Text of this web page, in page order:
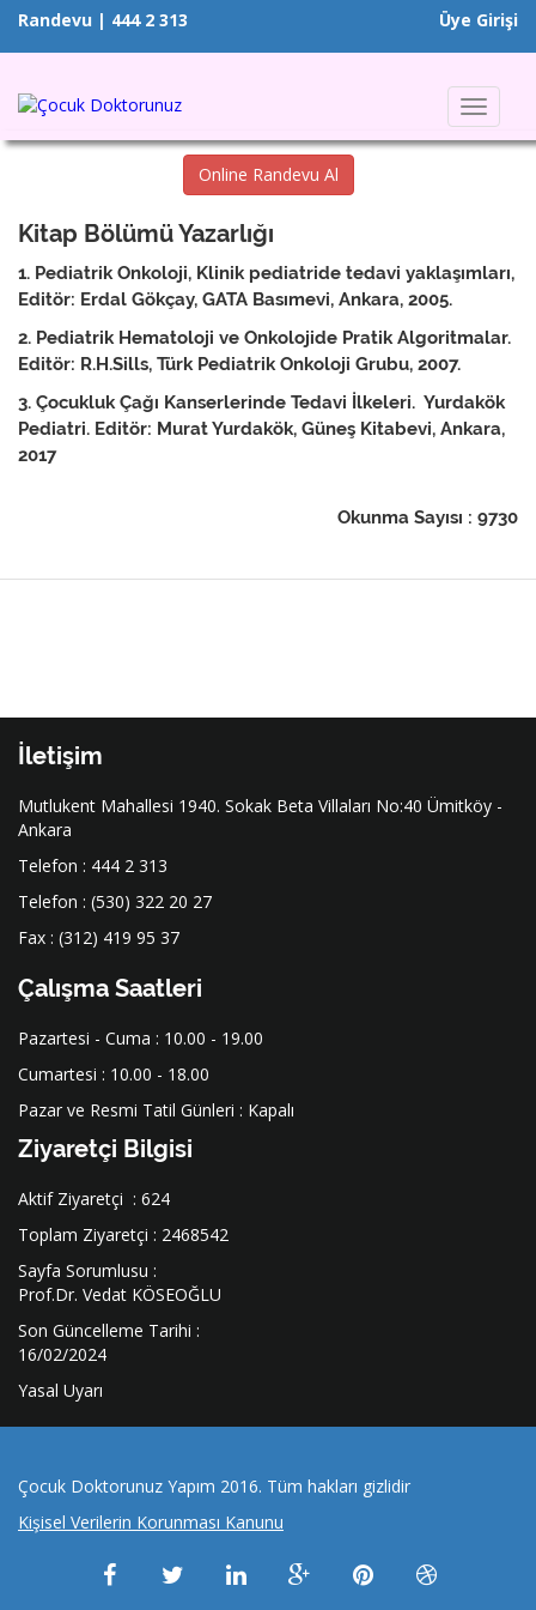
Randevu | 444 2 313 Üye Girişi
Toggle
Online Randevu Al
Kitap Bölümü Yazarlığı
1. Pediatrik Onkoloji, Klinik pediatride tedavi yaklaşımları,
Editör: Erdal Gökçay, GATA Basımevi, Ankara, 2005.
2. Pediatrik Hematoloji ve Onkolojide Pratik Algoritmalar.
Editör: R.H.Sills, Türk Pediatrik Onkoloji Grubu, 2007.
3. Çocukluk Çağı Kanserlerinde Tedavi İlkeleri. Yurdakök
Pediatri. Editör: Murat Yurdakök, Güneş Kitabevi, Ankara,
2017
Okunma Sayısı : 9730
İletişim
Mutlukent Mahallesi 1940. Sokak Beta Villaları No:40 Ümitköy -
Ankara
Telefon : 444 2 313
Telefon : (530) 322 20 27
Fax : (312) 419 95 37
Çalışma Saatleri
Pazartesi - Cuma : 10.00 - 19.00
Cumartesi : 10.00 - 18.00
Pazar ve Resmi Tatil Günleri : Kapalı
Ziyaretçi Bilgisi
Aktif Ziyaretçi : 624
Toplam Ziyaretçi : 2468542
Sayfa Sorumlusu :
Prof.Dr. Vedat KÖSEOĞLU
Son Güncelleme Tarihi :
16/02/2024
Yasal Uyarı
Çocuk Doktorunuz Yapım 2016. Tüm hakları gizlidir
Kişisel Verilerin Korunması Kanunu